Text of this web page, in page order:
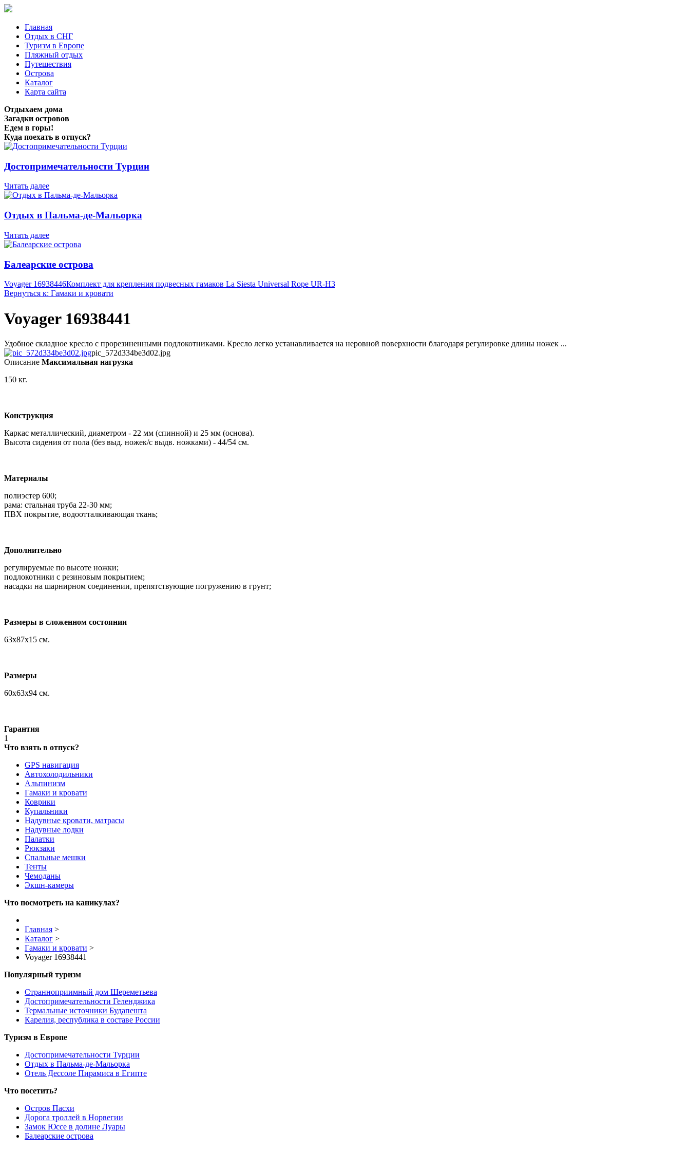
Главная
Отдых в СНГ
Туризм в Европе
Пляжный отдых
Путешествия
Острова
Каталог
Карта сайта
Отдыхаем дома
Загадки островов
Едем в горы!
Куда поехать в отпуск?
Достопримечательности Турции
Читать далее
Отдых в Пальма-де-Мальорка
Читать далее
Балеарские острова
Voyager 16938446Комплект для крепления подвесных гамаков La Siesta Universal Rope UR-H3
Вернуться к: Гамаки и кровати
Voyager 16938441
Удобное складное кресло с прорезиненными подлокотниками. Кресло легко устанавливается на неровной поверхности благодаря регулировке длины ножек ...
pic_572d334be3d02.jpg
Описание Максимальная нагрузка
150 кг.
Конструкция
Каркас металлический, диаметром - 22 мм (спинной) и 25 мм (основа).
Высота сидения от пола (без выд. ножек/с выдв. ножками) - 44/54 см.
Материалы
полиэстер 600;
рама: стальная труба 22-30 мм;
ПВХ покрытие, водоотталкивающая ткань;
Дополнительно
регулируемые по высоте ножки;
подлокотники с резиновым покрытием;
насадки на шарнирном соединении, препятствующие погружению в грунт;
Размеры в сложенном состоянии
63х87х15 см.
Размеры
60х63х94 см.
Гарантия
1
Что взять в отпуск?
GPS навигация
Автохолодильники
Альпинизм
Гамаки и кровати
Коврики
Купальники
Надувные кровати, матрасы
Надувные лодки
Палатки
Рюкзаки
Спальные мешки
Тенты
Чемоданы
Экшн-камеры
Что посмотреть на каникулах?
Главная >
Каталог >
Гамаки и кровати >
Voyager 16938441
Популярный туризм
Странноприимный дом Шереметьева
Достопримечательности Геленджика
Термальные источники Будапешта
Карелия, республика в составе России
Туризм в Европе
Достопримечательности Турции
Отдых в Пальма-де-Мальорка
Отель Дессоле Пирамиса в Египте
Что посетить?
Остров Пасхи
Дорога троллей в Норвегии
Замок Юссе в долине Луары
Балеарские острова